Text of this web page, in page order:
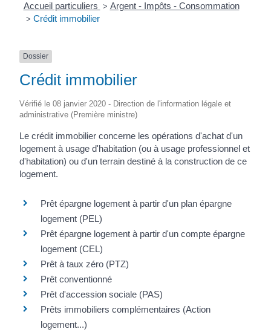
Accueil particuliers > Argent - Impôts - Consommation
> Crédit immobilier
Dossier
Crédit immobilier
Vérifié le 08 janvier 2020 - Direction de l'information légale et
administrative (Première ministre)
Le crédit immobilier concerne les opérations d'achat d'un
logement à usage d'habitation (ou à usage professionnel et
d'habitation) ou d'un terrain destiné à la construction de ce
logement.
Prêt épargne logement à partir d'un plan épargne
logement (PEL)
Prêt épargne logement à partir d'un compte épargne
logement (CEL)
Prêt à taux zéro (PTZ)
Prêt conventionné
Prêt d'accession sociale (PAS)
Prêts immobiliers complémentaires (Action
logement...)